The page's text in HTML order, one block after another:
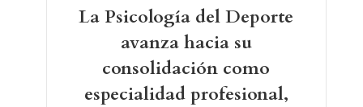
La Psicología del Deporte
avanza hacia su
consolidación como
especialidad profesional,